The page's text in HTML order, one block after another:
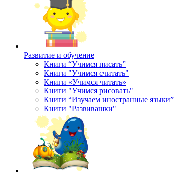
Развитие и обучение
Книги “Учимся писать”
Книги "Учимся считать"
Книги «Учимся читать»
Книги "Учимся рисовать"
Книги “Изучаем иностранные языки”
Книги "Развивашки"